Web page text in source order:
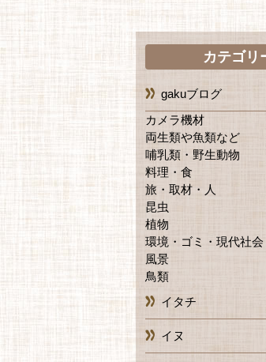
カテゴリ
gakuブログ
カメラ機材
両生類や魚類など
哺乳類・野生動物
料理・食
旅・取材・人
昆虫
植物
環境・ゴミ・現代社会
風景
鳥類
イタチ
イヌ